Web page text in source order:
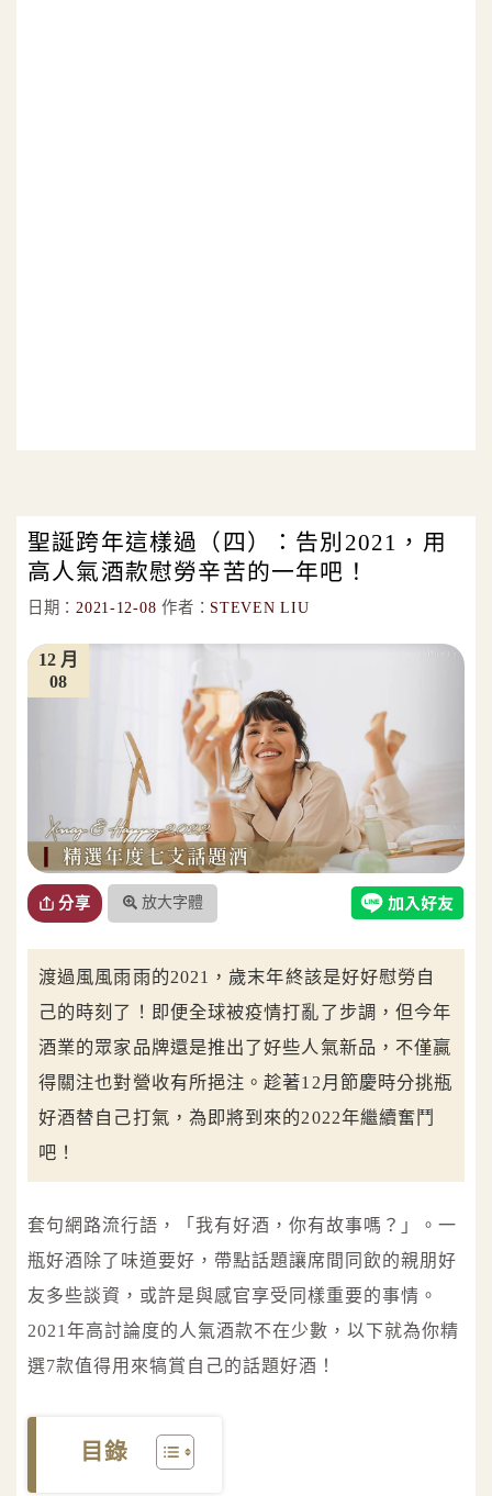
聖誕跨年這樣過（四）：告別2021，用
高人氣酒款慰勞辛苦的一年吧！
日期： 2021-12-08 作者： STEVEN LIU
08
12 月
分享 放大字體
渡過風風雨雨的2021，歲末年終該是好好慰勞自
己的時刻了！即便全球被疫情打亂了步調，但今年
酒業的眾家品牌還是推出了好些人氣新品，不僅贏
得關注也對營收有所挹注。趁著12月節慶時分挑瓶
好酒替自己打氣，為即將到來的2022年繼續奮鬥
吧！
套句網路流行語，「我有好酒，你有故事嗎？」。一
瓶好酒除了味道要好，帶點話題讓席間同飲的親朋好
友多些談資，或許是與感官享受同樣重要的事情。
2021年高討論度的人氣酒款不在少數，以下就為你精
選7款值得用來犒賞自己的話題好酒！
目錄